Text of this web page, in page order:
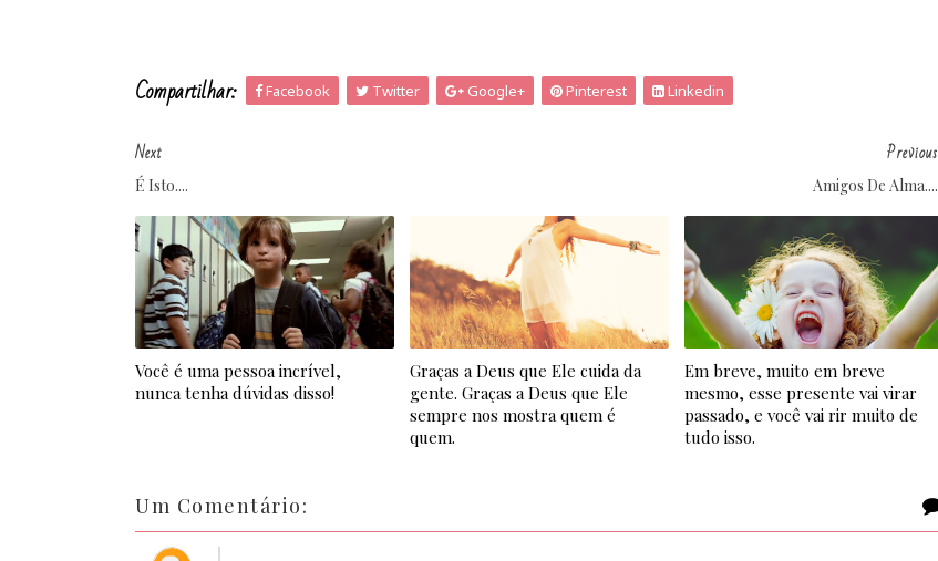
Compartilhar: Facebook Twitter Google+ Pinterest Linkedin
Next
É Isto....
Previous
Amigos De Alma....
Você é uma pessoa incrível,
nunca tenha dúvidas disso!
Graças a Deus que Ele cuida da
gente. Graças a Deus que Ele
sempre nos mostra quem é
quem.
Em breve, muito em breve
mesmo, esse presente vai virar
passado, e você vai rir muito de
tudo isso.
Um Comentário: